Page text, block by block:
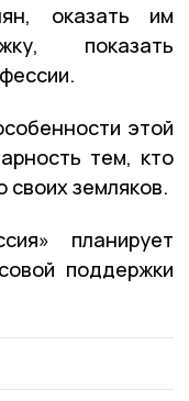
оказать им
показать
этой
тем, кто
своих земляков.
планирует
поддержки